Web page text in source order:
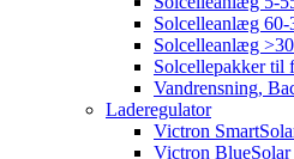
Solcelleanlæg 60-
Solcelleanlæg
Solcellepakker til
Vandrensning,
Laderegulator
Victron
Victron